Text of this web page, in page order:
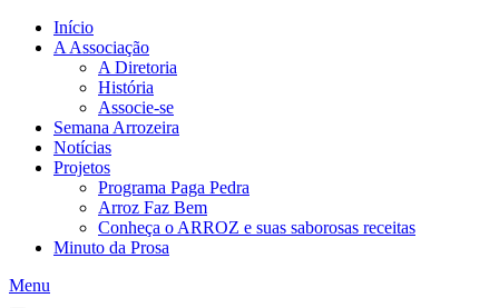
Início
A Associação
A Diretoria
História
Associe-se
Semana Arrozeira
Notícias
Projetos
Programa Paga Pedra
Arroz Faz Bem
Conheça o ARROZ e suas saborosas receitas
Minuto da Prosa
Menu